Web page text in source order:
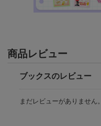
商品レビュー
ブックスのレビュー
まだレビューがありません。